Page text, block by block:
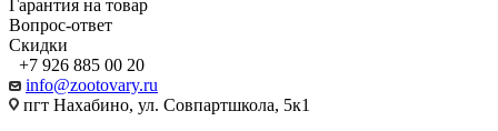
Гарантия на товар
Вопрос-ответ
Скидки
+7 926 885 00 20
info@zootovary.ru
пгт Нахабино, ул. Совпартшкола, 5к1